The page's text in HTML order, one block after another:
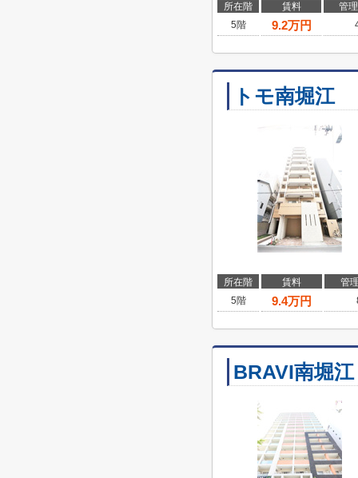
所在階 賃料
管
5階
9.2万円
トモ南堀江
所在階 賃料
管
5階
9.4万円
BRAVI南堀江